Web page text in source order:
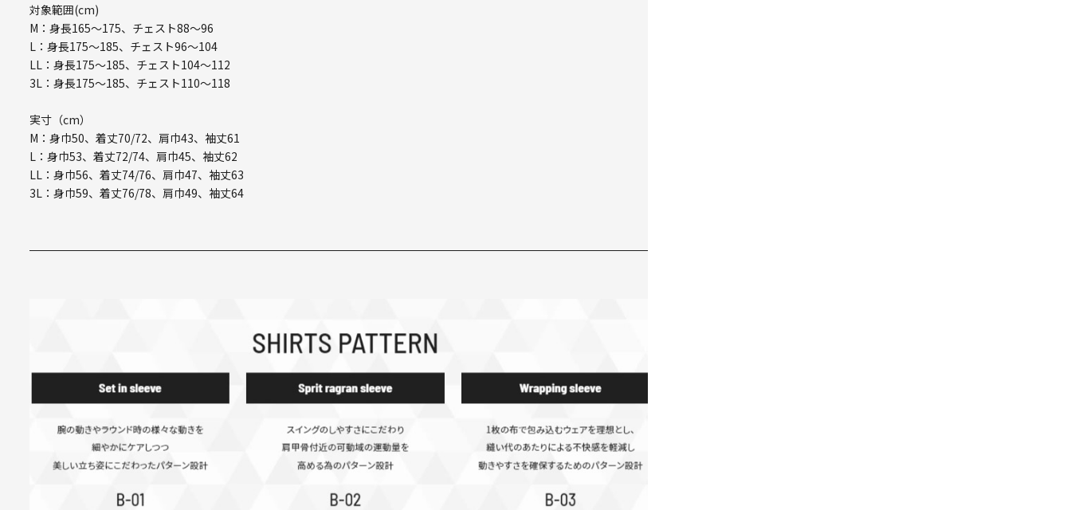
対象範囲(cm)
M：身長165～175、チェスト88～96
L：身長175～185、チェスト96～104
LL：身長175～185、チェスト104～112
3L：身長175～185、チェスト110～118
実寸（cm）
M：身巾50、着丈70/72、肩巾43、袖丈61
L：身巾53、着丈72/74、肩巾45、袖丈62
LL：身巾56、着丈74/76、肩巾47、袖丈63
3L：身巾59、着丈76/78、肩巾49、袖丈64